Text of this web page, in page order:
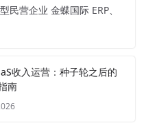
民营企业 金蝶国际 ERP、
收入运营：种子轮之后的
南